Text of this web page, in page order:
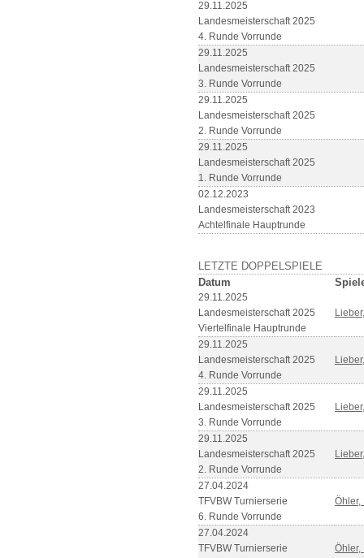
29.11.2025
Landesmeisterschaft 2025
4. Runde Vorrunde
29.11.2025
Landesmeisterschaft 2025
3. Runde Vorrunde
29.11.2025
Landesmeisterschaft 2025
2. Runde Vorrunde
29.11.2025
Landesmeisterschaft 2025
1. Runde Vorrunde
02.12.2023
Landesmeisterschaft 2023
Achtelfinale Hauptrunde
LETZTE DOPPELSPIELE
Datum
29.11.2025
Landesmeisterschaft 2025
Viertelfinale Hauptrunde
29.11.2025
Landesmeisterschaft 2025
4. Runde Vorrunde
29.11.2025
Landesmeisterschaft 2025
3. Runde Vorrunde
29.11.2025
Landesmeisterschaft 2025
2. Runde Vorrunde
27.04.2024
TFVBW Turnierserie
6. Runde Vorrunde
Öhler,
27.04.2024
TFVBW Turnierserie
Öhler,